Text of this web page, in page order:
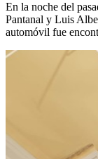
En la noche del
Pantanal y Luis
automóvil fue